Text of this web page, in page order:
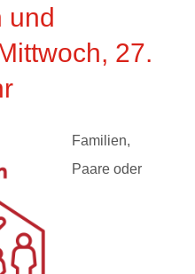
und
27.
Familien,
Paare oder